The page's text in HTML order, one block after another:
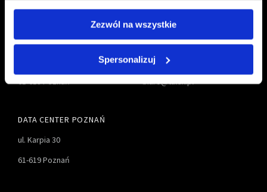
Zezwól na wszystkie
Spersonalizuj
TALEX S.A.
61-619 Poznań
61 827-55-00
61 827-55-01
biuro@talex.pl
DATA CENTER POZNAŃ
ul. Karpia 30
61-619 Poznań